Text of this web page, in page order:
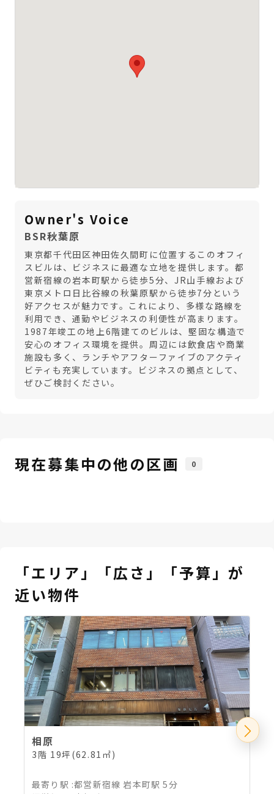
Owner's Voice
BSR秋葉原
東京都千代田区神田佐久間町に位置するこのオフィ
スビルは、ビジネスに最適な立地を提供します。都
営新宿線の岩本町駅から徒歩5分、JR山手線および
東京メトロ日比谷線の秋葉原駅から徒歩7分という
好アクセスが魅力です。これにより、多様な路線を
利用でき、通勤やビジネスの利便性が高まります。
1987年竣工の地上6階建てのビルは、堅固な構造で
安心のオフィス環境を提供。周辺には飲食店や商業
施設も多く、ランチやアフターファイブのアクティ
ビティも充実しています。ビジネスの拠点として、
ぜひご検討ください。
現在募集中の他の区画 0
「エリア」「広さ」「予算」が
近い物件
相原
3階 19坪(62.81㎡)
最寄り駅 :都営新宿線 岩本町駅 5分